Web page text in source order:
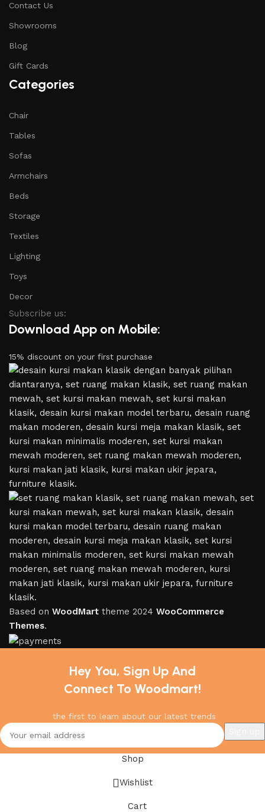
Contact Us
Showrooms
Blog
Gift Cards
Categories
Chair
Tables
Sofas
Armchairs
Beds
Storage
Textiles
Lighting
Toys
Decor
Subscribe us:
Download App on Mobile:
15% discount on your first purchase
Based on WoodMart theme 2024 WooCommerce
Themes.
Hey You, Sign Up And
Connect To Woodmart!
the first to learn about our latest trends
Shop
Wishlist
Cart